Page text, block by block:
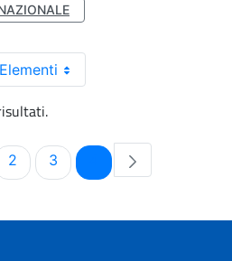
Pagina
2 Pagina
3 Pagina